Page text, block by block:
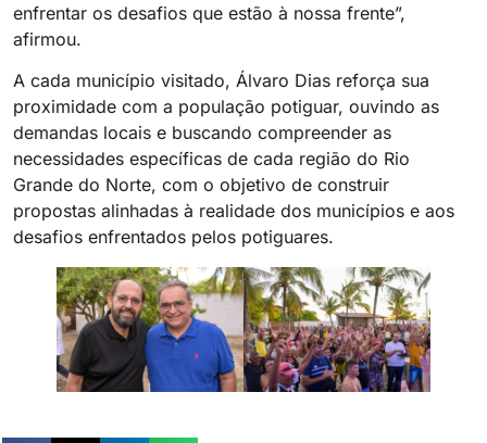
enfrentar os desafios que estão à nossa frente”,
afirmou.
A cada município visitado, Álvaro Dias reforça sua
proximidade com a população potiguar, ouvindo as
demandas locais e buscando compreender as
necessidades específicas de cada região do Rio
Grande do Norte, com o objetivo de construir
propostas alinhadas à realidade dos municípios e aos
desafios enfrentados pelos potiguares.